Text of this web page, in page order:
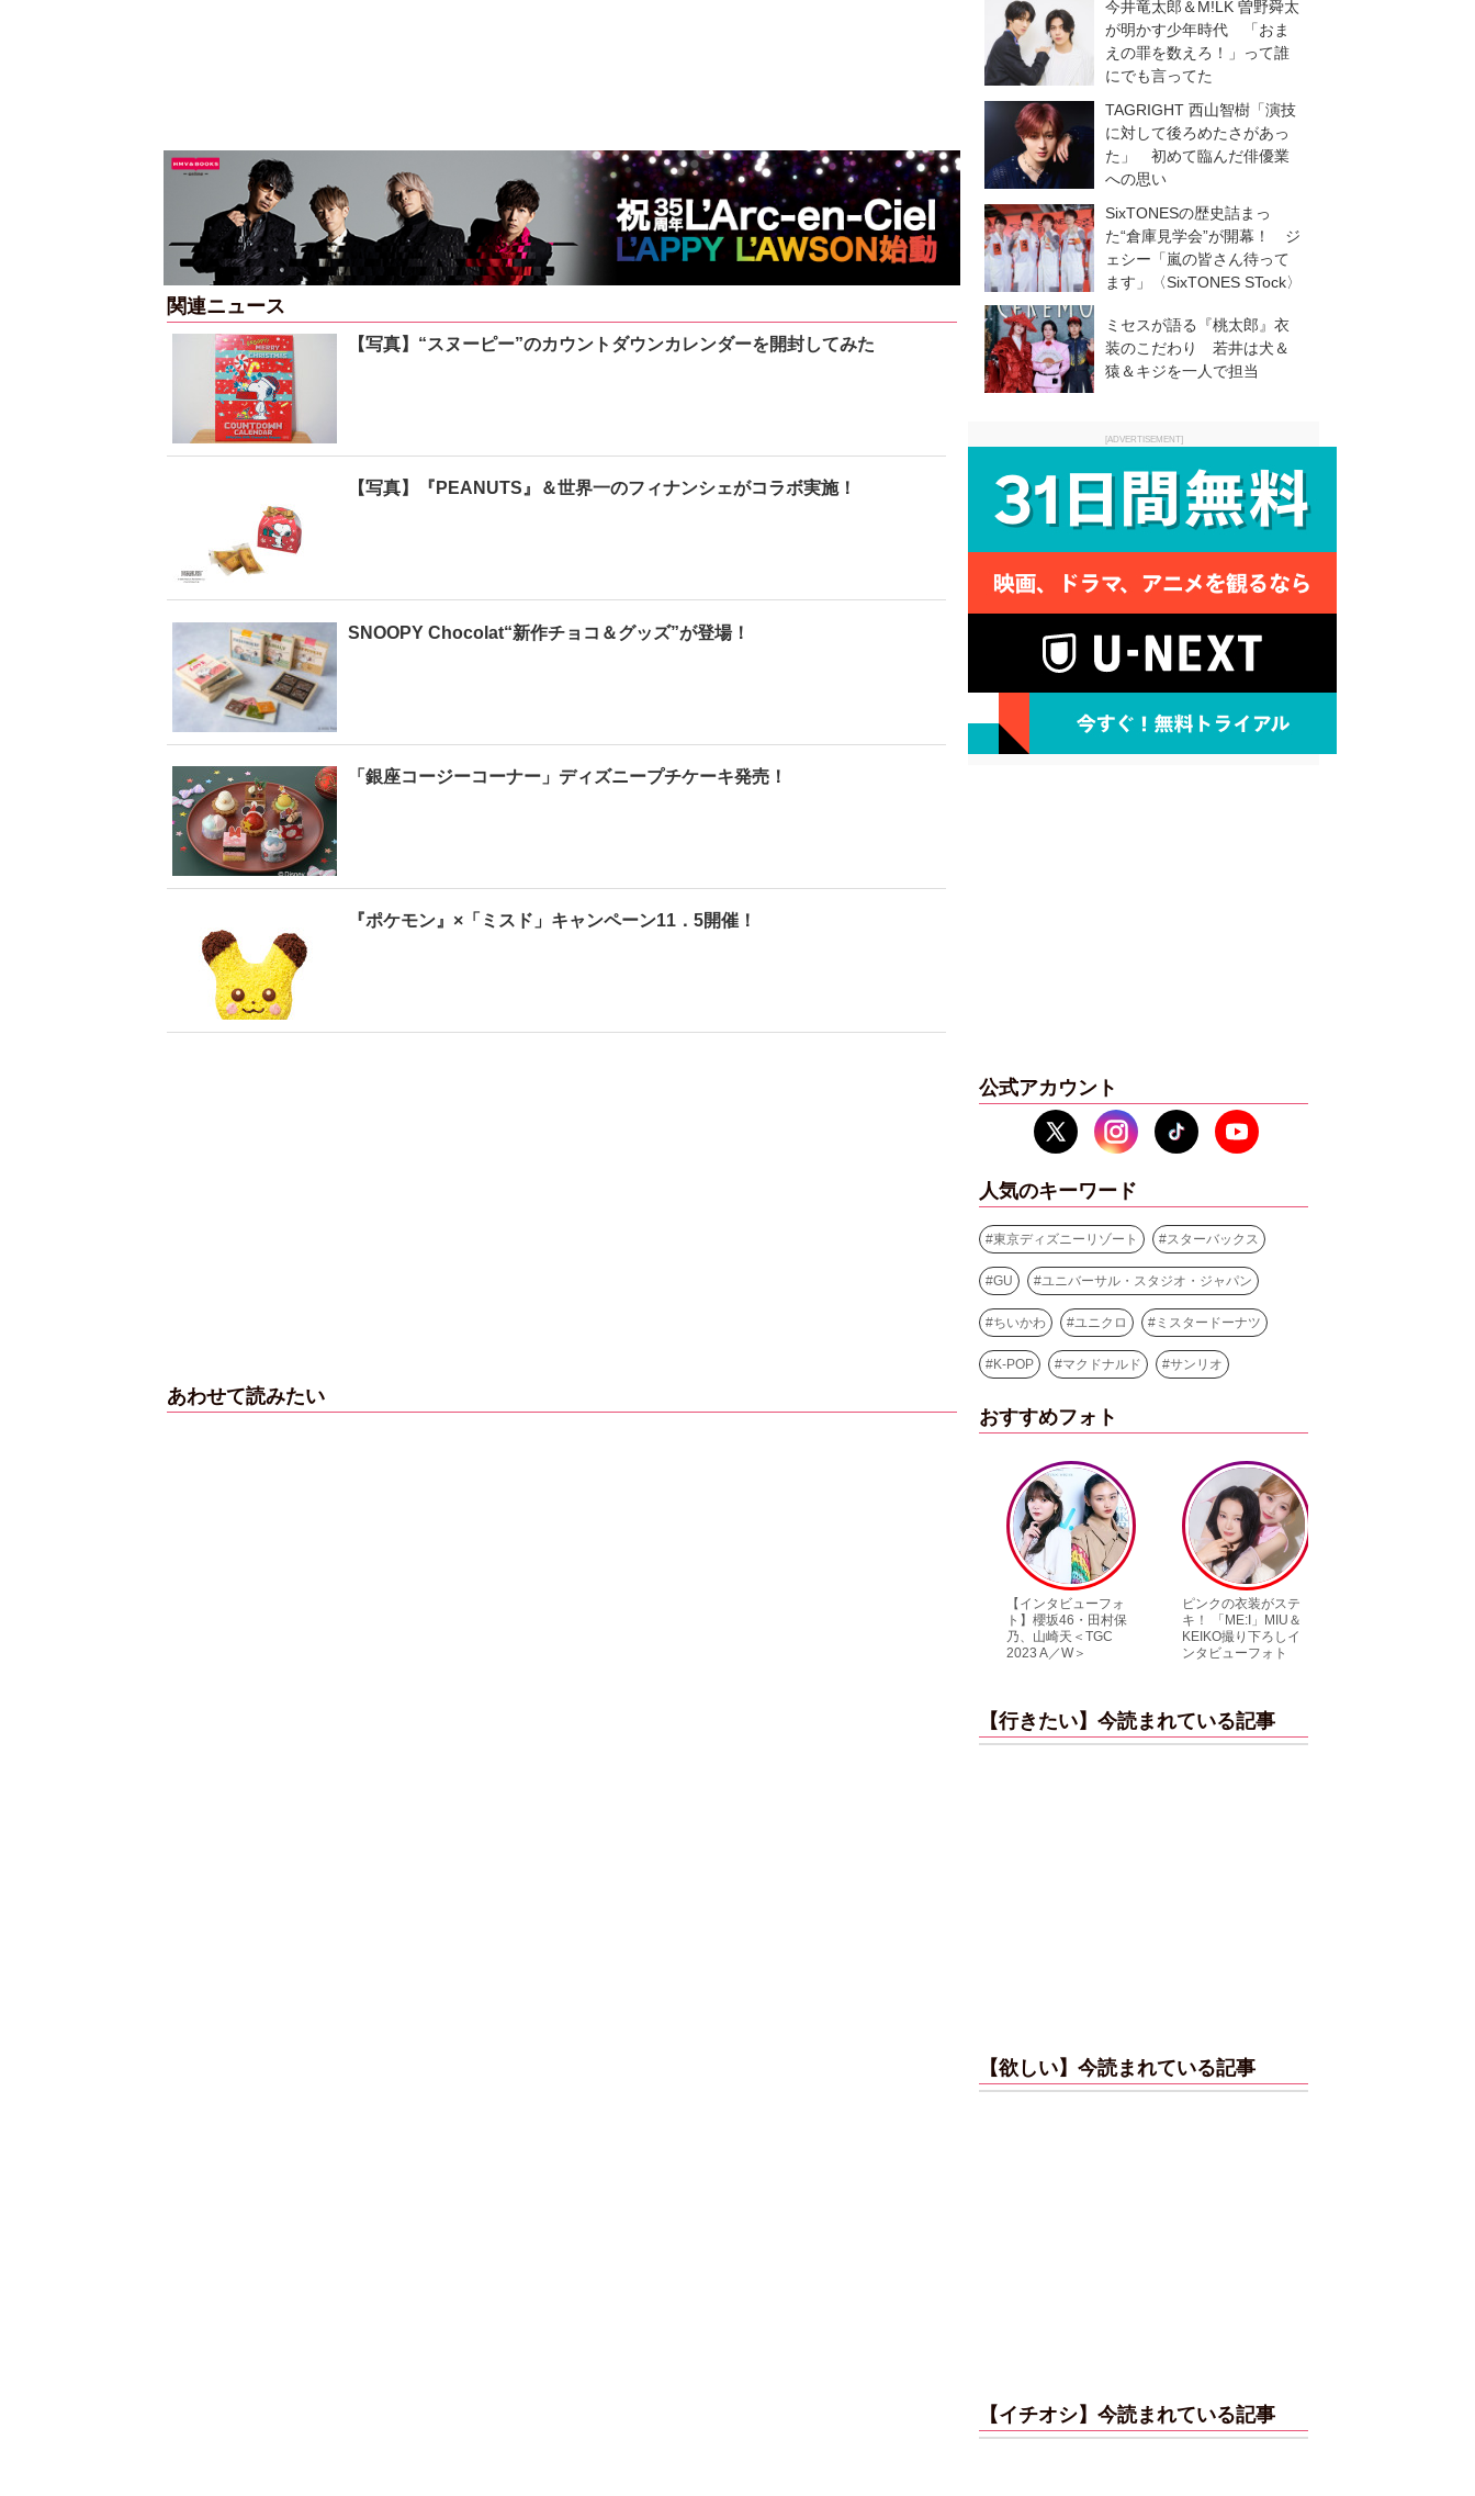
関連ニュース
【写真】“スヌーピー”のカウントダウンカレンダーを開封してみた
【写真】『PEANUTS』＆世界一のフィナンシェがコラボ実施！
SNOOPY Chocolat“新作チョコ＆グッズ”が登場！
「銀座コージーコーナー」ディズニープチケーキ発売！
『ポケモン』×「ミスド」キャンペーン11．5開催！
あわせて読みたい
今井竜太郎＆M!LK 曽野舜太
が明かす少年時代 「おま
えの罪を数えろ！」って誰
にでも言ってた
TAGRIGHT 西山智樹「演技
に対して後ろめたさがあっ
た」 初めて臨んだ俳優業
への思い
SixTONESの歴史詰まっ
た“倉庫見学会”が開幕！ ジ
ェシー「嵐の皆さん待って
ます」〈SixTONES STock〉
ミセスが語る『桃太郎』衣
装のこだわり 若井は犬＆
猿＆キジを一人で担当
[ADVERTISEMENT]
公式アカウント
人気のキーワード
#東京ディズニーリゾート #スターバックス
#GU #ユニバーサル・スタジオ・ジャパン
#ちいかわ #ユニクロ # ミスタードーナツ
#K-POP #マクドナルド #サンリオ
おすすめフォト
【インタビューフォ
ト】櫻坂46・田村保
乃、山崎天＜TGC
2023 A／W＞
ピンクの衣装がステ
キ！ 「ME:I」MIU＆
KEIKO撮り下ろしイ
ンタビューフォト
【行きたい】今読まれている記事
【欲しい】今読まれている記事
【イチオシ】今読まれている記事